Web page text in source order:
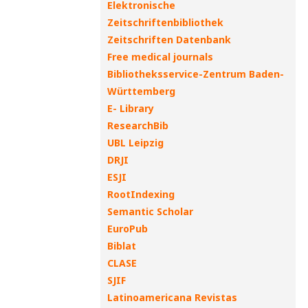
Elektronische
Zeitschriftenbibliothek
Zeitschriften Datenbank
Free medical journals
Bibliotheksservice-Zentrum Baden-
Württemberg
E- Library
ResearchBib
UBL Leipzig
DRJI
ESJI
RootIndexing
Semantic Scholar
EuroPub
Biblat
CLASE
SJIF
Latinoamericana Revistas